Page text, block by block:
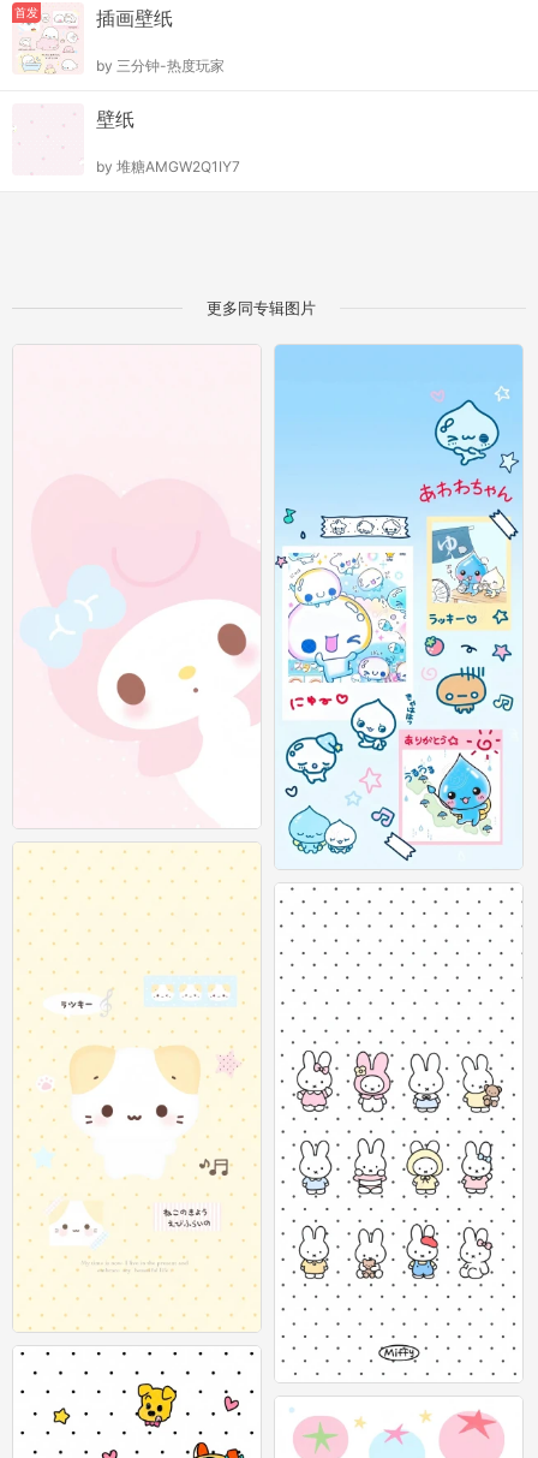
首发 插画壁纸
by 三分钟-热度玩家
壁纸
by 堆糖AMGW2Q1IY7
更多同专辑图片
可爱插画壁纸 图源：等等小王
可爱插画壁纸 图源：等等小王
0
可爱插画壁纸 图源：等等小王
可爱插画壁纸 图源：等等小王
0